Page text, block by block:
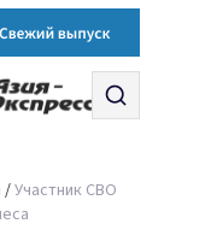
/Участник СВО